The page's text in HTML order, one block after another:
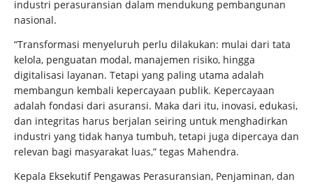
industri perasuransian dalam mendukung pembangunan
nasional.
“Transformasi menyeluruh perlu dilakukan: mulai dari tata
kelola, penguatan modal, manajemen risiko, hingga
digitalisasi layanan. Tetapi yang paling utama adalah
membangun kembali kepercayaan publik. Kepercayaan
adalah fondasi dari asuransi. Maka dari itu, inovasi, edukasi,
dan integritas harus berjalan seiring untuk menghadirkan
industri yang tidak hanya tumbuh, tetapi juga dipercaya dan
relevan bagi masyarakat luas,” tegas Mahendra.
Kepala Eksekutif Pengawas Perasuransian, Penjaminan, dan